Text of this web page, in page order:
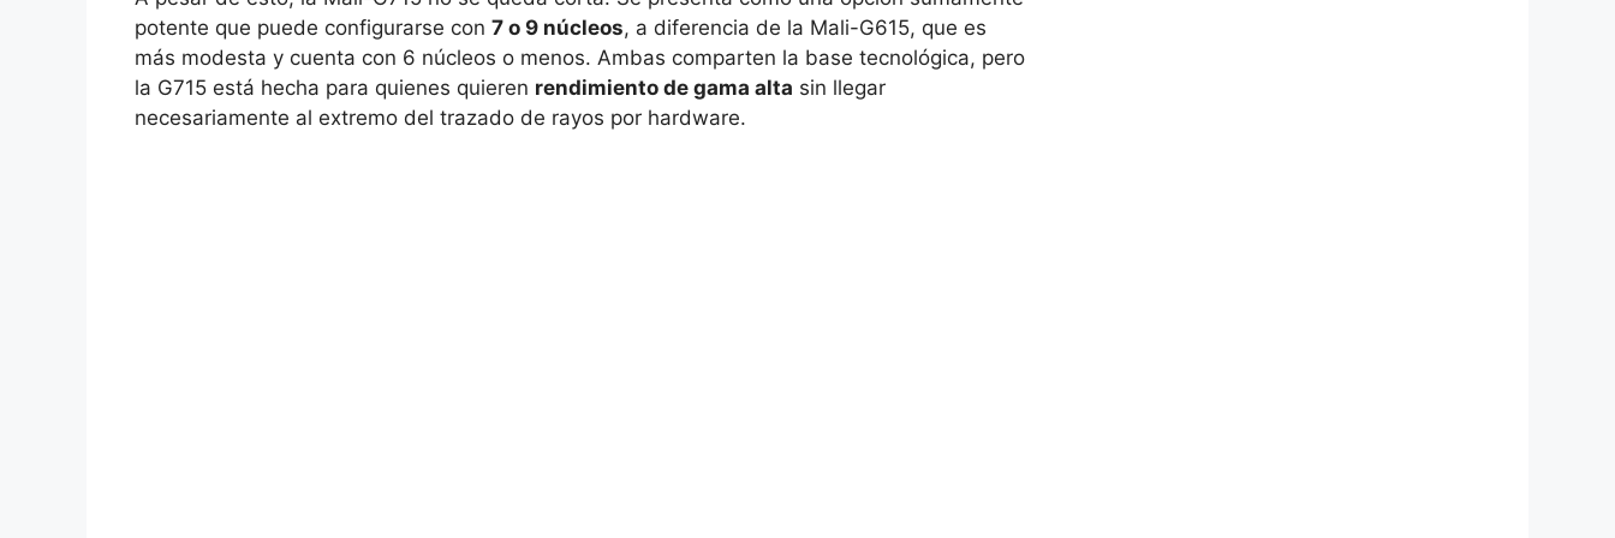
potente que puede configurarse con 7 o 9 núcleos, a diferencia de la Mali-G615, que es
más modesta y cuenta con 6 núcleos o menos. Ambas comparten la base tecnológica, pero
la G715 está hecha para quienes quieren rendimiento de gama alta sin llegar
necesariamente al extremo del trazado de rayos por hardware.